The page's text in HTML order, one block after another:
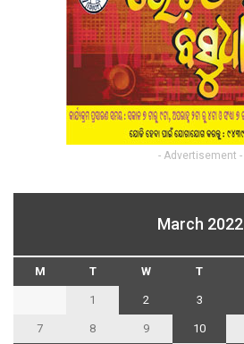
- Advertisement -
March 2022
M T W T
1 2 3
7 8 9 10